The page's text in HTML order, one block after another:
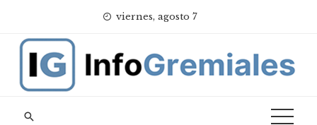
content
viernes, agosto 7